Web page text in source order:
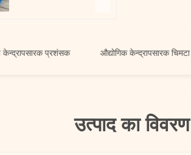
प्रशंसक औद्योगिक केन्द्रापसारक चिमटा प्रशंसक
उत्पाद का विवरण